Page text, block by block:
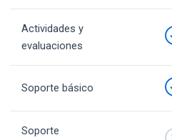
Actividades y
evaluaciones
Soporte básico
Soporte